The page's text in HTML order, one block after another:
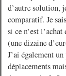
d’autre solution,
comparatif. Je
si ce n’est
(une dizaine
J’ai également
déplacements